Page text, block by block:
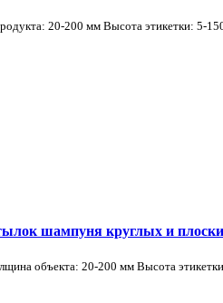
20-200 мм Высота этикетки: 5-
шампуня круглых и
объекта: 20-200 мм Высота